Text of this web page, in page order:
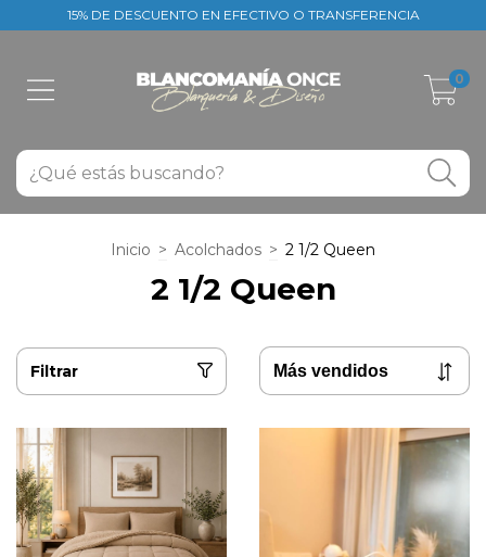
15% DE DESCUENTO EN EFECTIVO O TRANSFERENCIA
0
Inicio > Acolchados > 2 1/2 Queen
2 1/2 Queen
Filtrar